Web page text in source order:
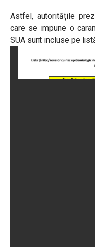
Astfel, autoritățile
care se impune o
SUA sunt incluse pe